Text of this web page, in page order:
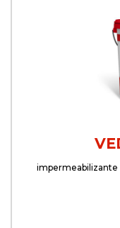
impermeabilizante